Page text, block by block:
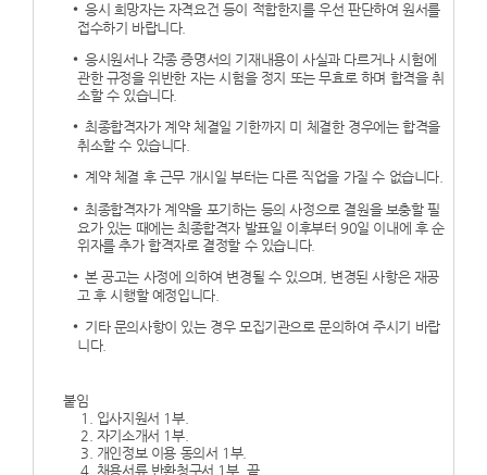
응시 희망자는 자격요건 등이 적합한지를 우선 판단하여 원서를
접수하기 바랍니다.
응시원서나 각종 증명서의 기재내용이 사실과 다르거나 시험에
관한 규정을 위반한 자는 시험을 정지 또는 무효로 하며 합격을 취
소할 수 있습니다.
최종합격자가 계약 체결일 기한까지 미 체결한 경우에는 합격을
취소할 수 있습니다.
계약 체결 후 근무 개시일 부터는 다른 직업을 가질 수 없습니다.
최종합격자가 계약을 포기하는 등의 사정으로 결원을 보충할 필
요가 있는 때에는 최종합격자 발표일 이후부터 90일 이내에 후 순
위자를 추가 합격자로 결정할 수 있습니다.
본 공고는 사정에 의하여 변경될 수 있으며, 변경된 사항은 재공
고 후 시행할 예정입니다.
기타 문의사항이 있는 경우 모집기관으로 문의하여 주시기 바랍
니다.
붙임
1. 입사지원서 1부.
2. 자기소개서 1부.
3. 개인정보 이용 동의서 1부.
4. 채용서류 반환청구서 1부. 끝.